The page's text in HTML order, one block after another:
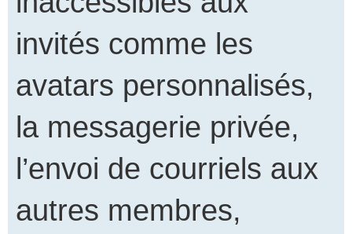
invités comme les
avatars personnalisés,
la messagerie privée,
l’envoi de courriels aux
autres membres,